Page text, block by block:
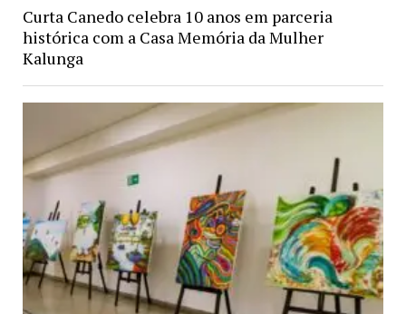
Curta Canedo celebra 10 anos em parceria
histórica com a Casa Memória da Mulher
Kalunga